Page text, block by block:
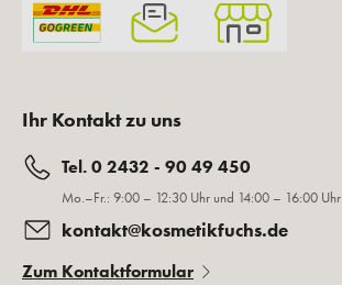
Ihr Kontakt zu uns
Tel. 0 2432 - 90 49 450
Mo.–Fr.: 9:00 – 12:30 Uhr und 14:00 – 16:00 Uhr
kontakt@kosmetikfuchs.de
Zum Kontaktformular